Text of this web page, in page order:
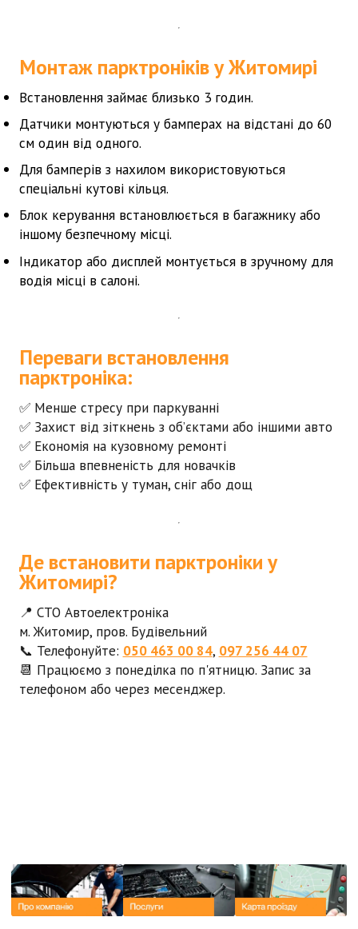
Монтаж парктроніків у Житомирі
Встановлення займає близько 3 годин.
Датчики монтуються у бамперахна відстані до 60
см один від одного.
Для бамперів з нахилом використовуються
спеціальні кутові кільця.
Блок керуваннявстановлюється в багажнику або
іншому безпечному місці.
Індикаторабо дисплей монтується в зручному для
водія місці в салоні.
Переваги встановлення
парктроніка:
✅ Менше стресу при паркуванні
✅ Захист від зіткнень з об’єктами або іншими авто
✅ Економія на кузовному ремонті
✅ Більша впевненість для новачків
✅ Ефективність у туман, сніг або дощ
Де встановити парктроніки у
Житомирі?
📍 СТО Автоелектроніка
м. Житомир, пров. Будівельний
📞 Телефонуйте: 050 463 00 84, 097 256 44 07
📆 Працюємо з понеділка по п'ятницю. Запис за
телефоном або через месенджер.